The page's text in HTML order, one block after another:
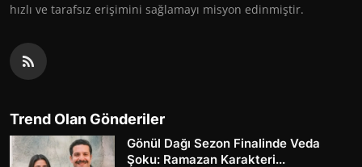
hızlı ve tarafsız erişimini sağlamayı misyon edinmiştir.
Trend Olan Gönderiler
Gönül Dağı Sezon Finalinde Veda
Şoku: Ramazan Karakteri...